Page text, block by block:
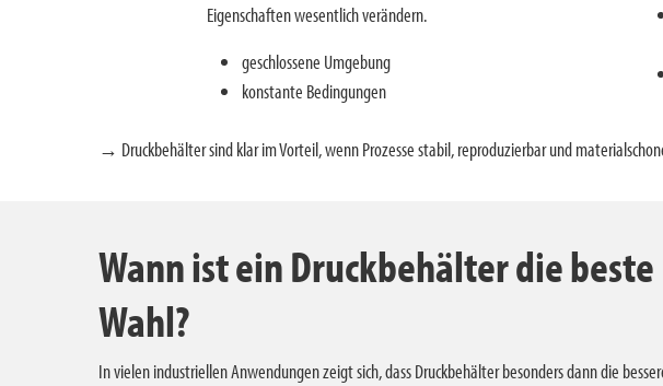
Eigenschaften wesentlich verändern.
geschlossene Umgebung
konstante Bedingungen
→ Druckbehälter sind klar im Vorteil, wenn Prozesse stabil, reproduzierbar und
Wann ist ein Druckbehälter die beste
Wahl?
In vielen industriellen Anwendungen zeigt sich, dass Druckbehälter besonders dann die